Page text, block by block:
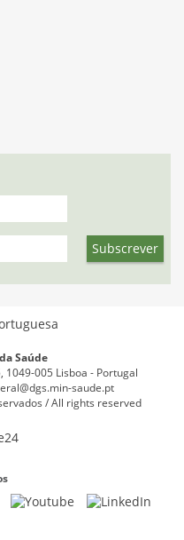
Saúde
005 Lisboa - Portugal
saude.pt
/ All rights reserved